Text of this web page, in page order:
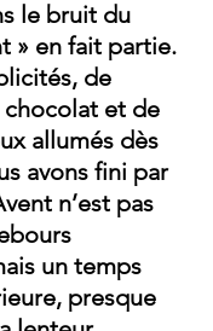
le bruit du
» en fait partie.
de
et de
allumés dès
avons fini par
n’est pas
un temps
presque